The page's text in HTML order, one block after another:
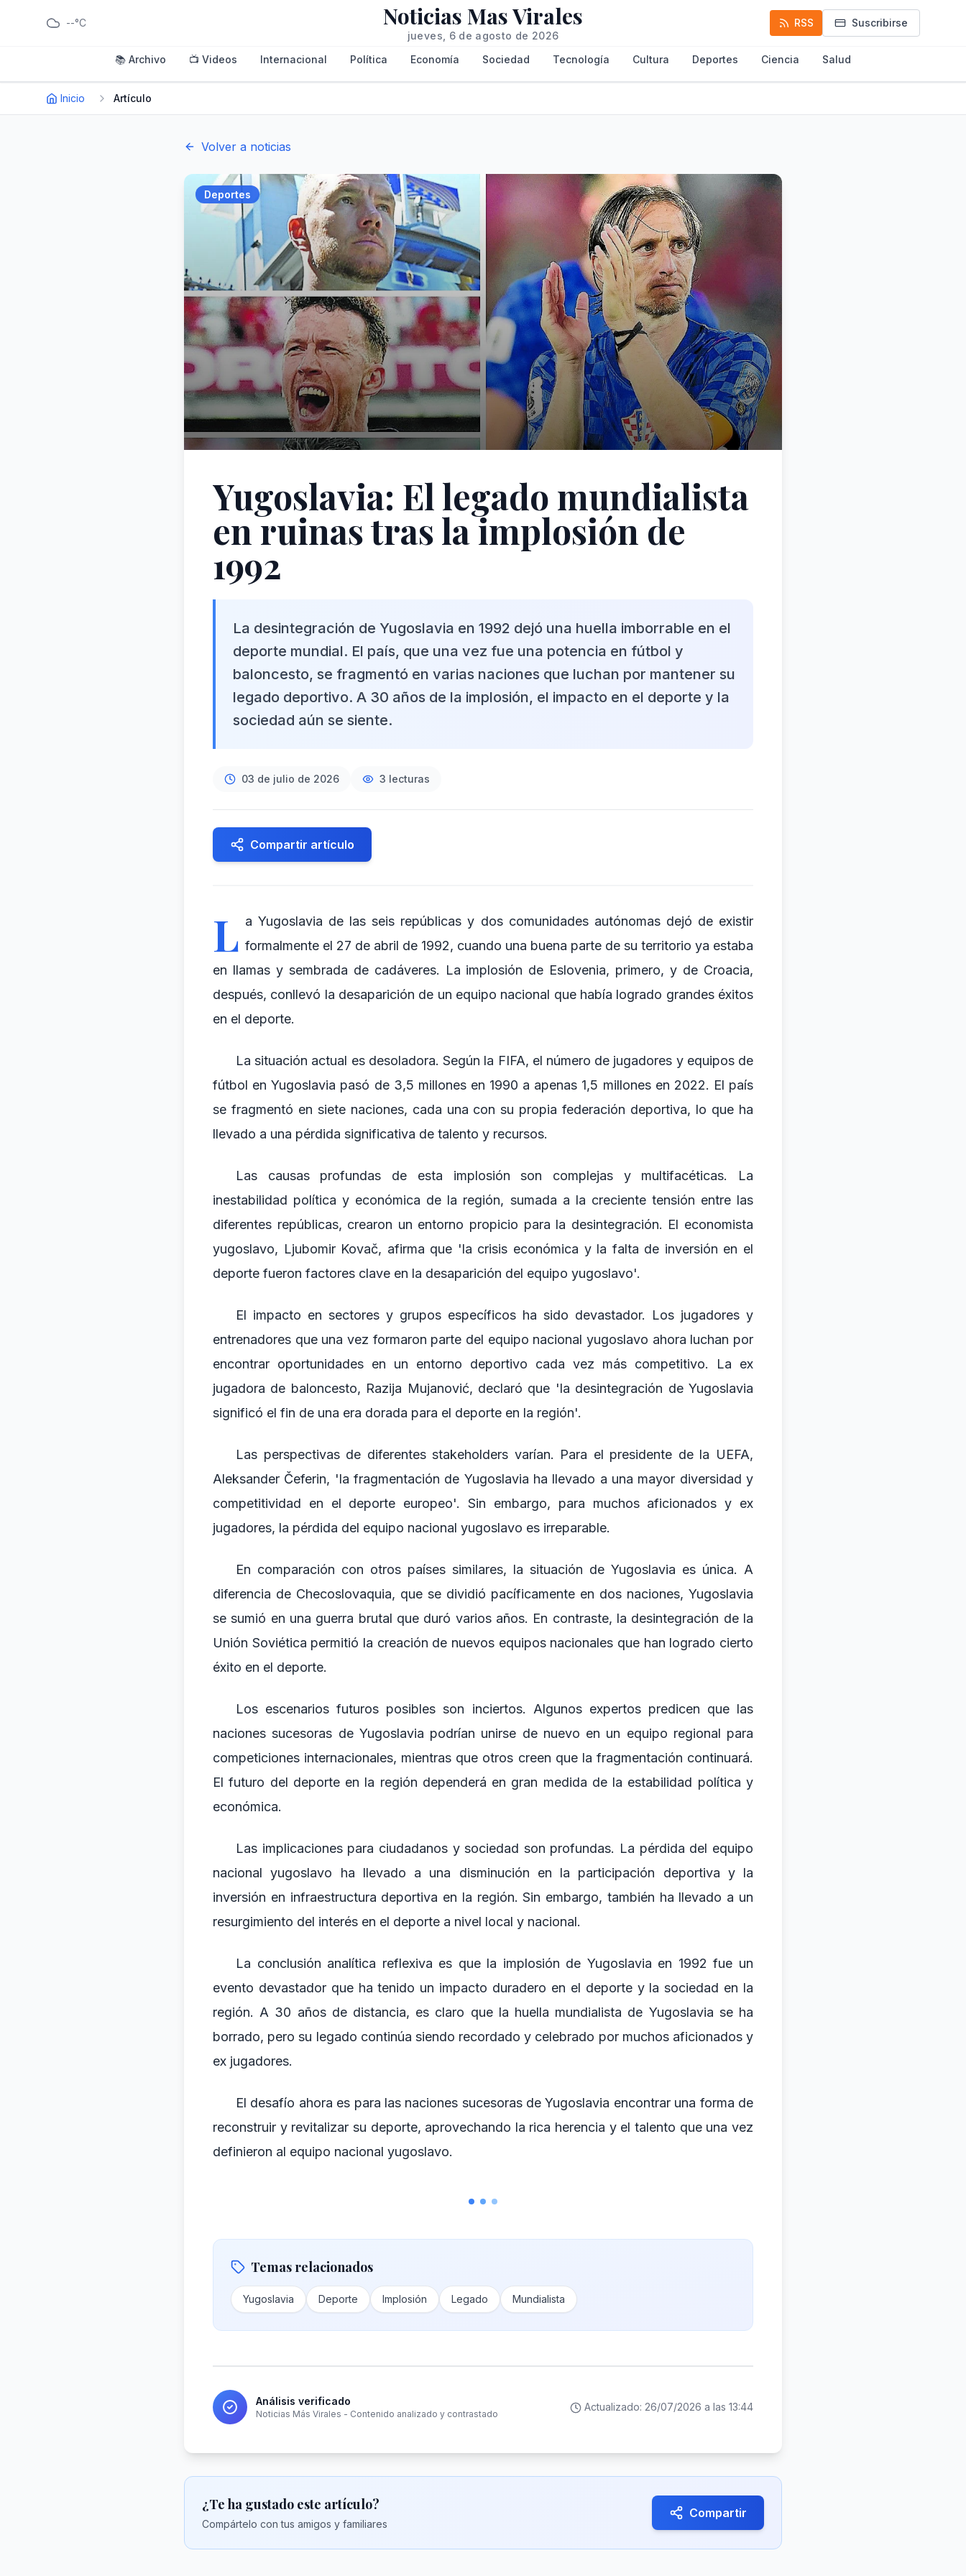
--°C Noticias Mas Virales
jueves, 6 de agosto de 2026
RSS Suscribirse
📚 Archivo 📺 Videos Internacional Política Economía Sociedad Tecnología Cultura Deportes Ciencia Salud
Inicio Artículo
Volver a noticias
Deportes
Yugoslavia: El legado mundialista
en ruinas tras la implosión de
1992
La desintegración de Yugoslavia en 1992 dejó una huella imborrable en el
deporte mundial. El país, que una vez fue una potencia en fútbol y
baloncesto, se fragmentó en varias naciones que luchan por mantener su
legado deportivo. A 30 años de la implosión, el impacto en el deporte y la
sociedad aún se siente.
03 de julio de 2026 3 lecturas
Compartir artículo
L a Yugoslavia de las seis repúblicas y dos comunidades autónomas dejó de existir
formalmente el 27 de abril de 1992, cuando una buena parte de su territorio ya estaba
en llamas y sembrada de cadáveres. La implosión de Eslovenia, primero, y de Croacia,
después, conllevó la desaparición de un equipo nacional que había logrado grandes éxitos
en el deporte.
La situación actual es desoladora. Según la FIFA, el número de jugadores y equipos de
fútbol en Yugoslavia pasó de 3,5 millones en 1990 a apenas 1,5 millones en 2022. El país
se fragmentó en siete naciones, cada una con su propia federación deportiva, lo que ha
llevado a una pérdida significativa de talento y recursos.
Las causas profundas de esta implosión son complejas y multifacéticas. La
inestabilidad política y económica de la región, sumada a la creciente tensión entre las
diferentes repúblicas, crearon un entorno propicio para la desintegración. El economista
yugoslavo, Ljubomir Kovač, afirma que 'la crisis económica y la falta de inversión en el
deporte fueron factores clave en la desaparición del equipo yugoslavo'.
El impacto en sectores y grupos específicos ha sido devastador. Los jugadores y
entrenadores que una vez formaron parte del equipo nacional yugoslavo ahora luchan por
encontrar oportunidades en un entorno deportivo cada vez más competitivo. La ex
jugadora de baloncesto, Razija Mujanović, declaró que 'la desintegración de Yugoslavia
significó el fin de una era dorada para el deporte en la región'.
Las perspectivas de diferentes stakeholders varían. Para el presidente de la UEFA,
Aleksander Čeferin, 'la fragmentación de Yugoslavia ha llevado a una mayor diversidad y
competitividad en el deporte europeo'. Sin embargo, para muchos aficionados y ex
jugadores, la pérdida del equipo nacional yugoslavo es irreparable.
En comparación con otros países similares, la situación de Yugoslavia es única. A
diferencia de Checoslovaquia, que se dividió pacíficamente en dos naciones, Yugoslavia
se sumió en una guerra brutal que duró varios años. En contraste, la desintegración de la
Unión Soviética permitió la creación de nuevos equipos nacionales que han logrado cierto
éxito en el deporte.
Los escenarios futuros posibles son inciertos. Algunos expertos predicen que las
naciones sucesoras de Yugoslavia podrían unirse de nuevo en un equipo regional para
competiciones internacionales, mientras que otros creen que la fragmentación continuará.
El futuro del deporte en la región dependerá en gran medida de la estabilidad política y
económica.
Las implicaciones para ciudadanos y sociedad son profundas. La pérdida del equipo
nacional yugoslavo ha llevado a una disminución en la participación deportiva y la
inversión en infraestructura deportiva en la región. Sin embargo, también ha llevado a un
resurgimiento del interés en el deporte a nivel local y nacional.
La conclusión analítica reflexiva es que la implosión de Yugoslavia en 1992 fue un
evento devastador que ha tenido un impacto duradero en el deporte y la sociedad en la
región. A 30 años de distancia, es claro que la huella mundialista de Yugoslavia se ha
borrado, pero su legado continúa siendo recordado y celebrado por muchos aficionados y
ex jugadores.
El desafío ahora es para las naciones sucesoras de Yugoslavia encontrar una forma de
reconstruir y revitalizar su deporte, aprovechando la rica herencia y el talento que una vez
definieron al equipo nacional yugoslavo.
Temas relacionados
Yugoslavia Deporte Implosión Legado Mundialista
Análisis verificado
Noticias Más Virales - Contenido analizado y contrastado
Actualizado: 26/07/2026 a las 13:44
¿Te ha gustado este artículo?
Compártelo con tus amigos y familiares
Compartir